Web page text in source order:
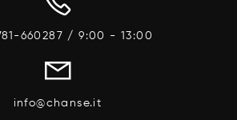
660287 / 9:00 - 13:00
info@chanse.it